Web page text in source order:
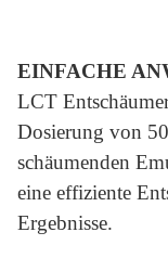
EINFACHE
LCT
Dosierung von
schäumenden
eine effiziente
Ergebnisse.